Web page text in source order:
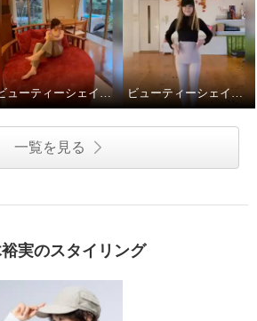
ビューティーシェイパー ビューティーシェイパーやわらかフィットベージュ色
一覧を見る
実のスタイリング